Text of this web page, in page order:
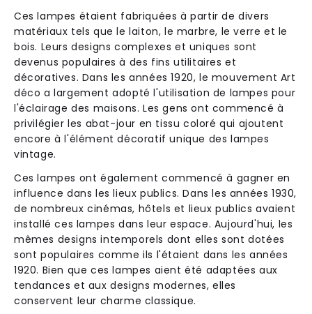
Ces lampes étaient fabriquées à partir de divers
matériaux tels que le laiton, le marbre, le verre et le
bois. Leurs designs complexes et uniques sont
devenus populaires à des fins utilitaires et
décoratives. Dans les années 1920, le mouvement Art
déco a largement adopté l'utilisation de lampes pour
l'éclairage des maisons. Les gens ont commencé à
privilégier les abat-jour en tissu coloré qui ajoutent
encore à l'élément décoratif unique des lampes
vintage.
Ces lampes ont également commencé à gagner en
influence dans les lieux publics. Dans les années 1930,
de nombreux cinémas, hôtels et lieux publics avaient
installé ces lampes dans leur espace. Aujourd'hui, les
mêmes designs intemporels dont elles sont dotées
sont populaires comme ils l'étaient dans les années
1920. Bien que ces lampes aient été adaptées aux
tendances et aux designs modernes, elles
conservent leur charme classique.